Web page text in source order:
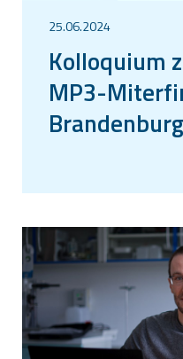
25.06.2024
Kolloquium
MP3-
Brandenburg